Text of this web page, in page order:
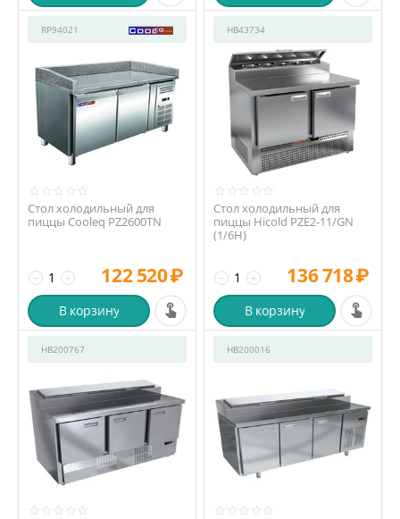
RP94021
Стол холодильный для
пиццы Cooleq PZ2600TN
+
− 122 520₽
В корзину
HB43734
Стол холодильный для
пиццы Hicold PZE2-11/GN
(1/6H)
+
− 136 718₽
В корзину
HB200767 HB200016